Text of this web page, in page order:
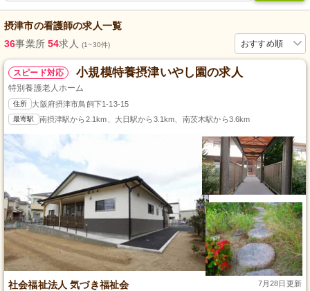
摂津市の看護師の求人一覧
おすすめ順
36事業所 54求人 (1~30件)
スピード対応 小規模特養摂津いやし園の求人
特別養護老人ホーム
住所 大阪府摂津市鳥飼下1-13-15
最寄駅 南摂津駅から2.1km、大日駅から3.1km、南茨木駅から3.6km
社会福祉法人 気づき福祉会 7月28日更新